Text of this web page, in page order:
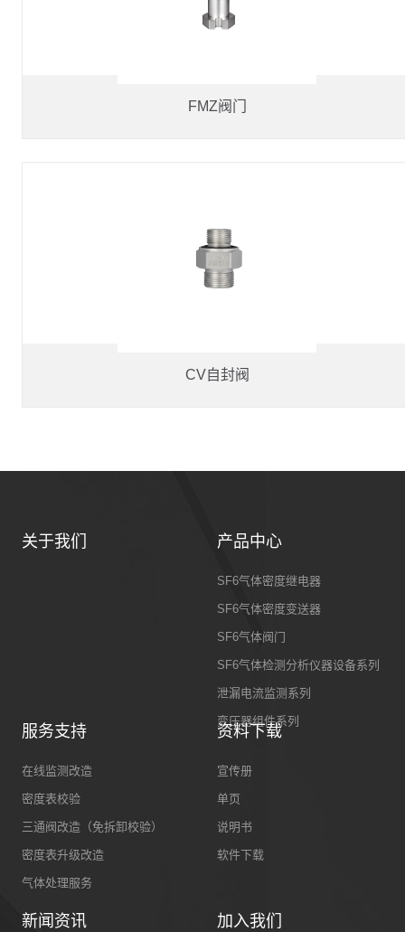
FMZ阀门
CV自封阀
关于我们 产品中心
SF6气体密度继电器
SF6气体密度变送器
SF6气体阀门
SF6气体检测分析仪器设备系列
泄漏电流监测系列
变压器组件系列
服务支持
在线监测改造
密度表校验
三通阀改造（免拆卸校验）
密度表升级改造
气体处理服务
资料下载
宣传册
单页
说明书
软件下载
新闻资讯 加入我们